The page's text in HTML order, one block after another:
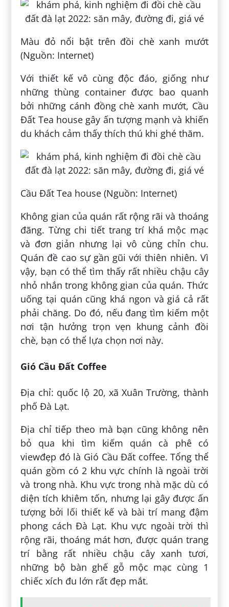
Màu đỏ nổi bật trên đồi chè xanh mướt
(Nguồn: Internet)
Với thiết kế vô cùng độc đáo, giống như
những thùng container được bao quanh
bởi những cánh đồng chè xanh mướt, Cầu
Đất Tea house gây ấn tượng mạnh và khiến
du khách cảm thấy thích thú khi ghé thăm.
Cầu Đất Tea house (Nguồn: Internet)
Không gian của quán rất rộng rãi và thoáng
đãng. Từng chi tiết trang trí khá mộc mạc
và đơn giản nhưng lại vô cùng chỉn chu.
Quán đề cao sự gần gũi với thiên nhiên. Vì
vậy, bạn có thể tìm thấy rất nhiều chậu cây
nhỏ nhắn trong không gian của quán. Thức
uống tại quán cũng khá ngon và giá cả rất
phải chăng. Do đó, nếu đang tìm kiếm một
nơi tận hưởng trọn vẹn khung cảnh đồi
chè, bạn có thể lựa chọn nơi này.
Gió Cầu Đất Coffee
Địa chỉ: quốc lộ 20, xã Xuân Trường, thành
phố Đà Lạt.
Địa chỉ tiếp theo mà bạn cũng không nên
bỏ qua khi tìm kiếm quán cà phê có
viewđẹp đó là Gió Cầu Đất coffee. Tổng thể
quán gồm có 2 khu vực chính là ngoài trời
và trong nhà. Khu vực trong nhà mặc dù có
diện tích khiêm tốn, nhưng lại gây được ấn
tượng bởi lối thiết kế và bài trí mang đậm
phong cách Đà Lạt. Khu vực ngoài trời thì
rộng rãi, thoáng mát hơn, được quán trang
trí bằng rất nhiều chậu cây xanh tươi,
những bộ bàn ghế gỗ mộc mạc cùng 1
chiếc xích đu lớn rất đẹp mắt.